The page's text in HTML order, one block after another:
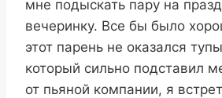
мне подыскать пару на
вечеринку. Все бы было
этот парень не оказался
который сильно подставил
от пьяной компании, я